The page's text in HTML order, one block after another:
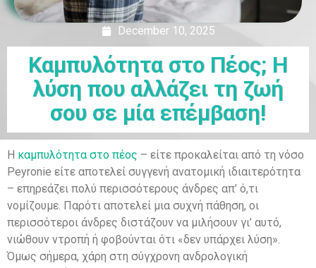
December 10, 2025
Καμπυλότητα στο Πέος; Η
λύση που αλλάζει τη ζωή
σου σε μία επέμβαση!
Η καμπυλότητα στο πέος – είτε προκαλείται από τη νόσο
Peyronie είτε αποτελεί συγγενή ανατομική ιδιαιτερότητα
– επηρεάζει πολύ περισσότερους άνδρες απ’ ό,τι
νομίζουμε. Παρότι αποτελεί μια συχνή πάθηση, οι
περισσότεροι άνδρες διστάζουν να μιλήσουν γι’ αυτό,
νιώθουν ντροπή ή φοβούνται ότι «δεν υπάρχει λύση».
Όμως σήμερα, χάρη στη σύγχρονη ανδρολογική